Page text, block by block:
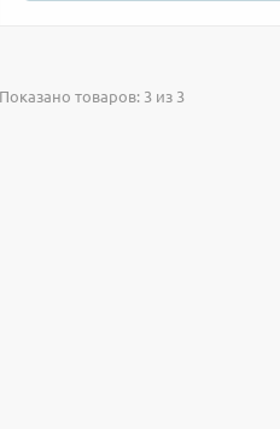
Показано товаров: 3 из 3